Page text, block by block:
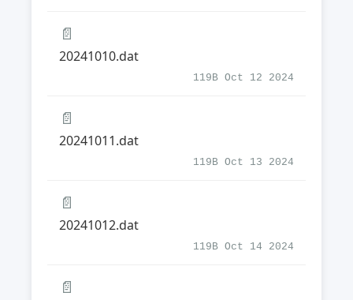
📄
20241010.dat
119B Oct 12 2024
📄
20241011.dat
119B Oct 13 2024
📄
20241012.dat
119B Oct 14 2024
📄